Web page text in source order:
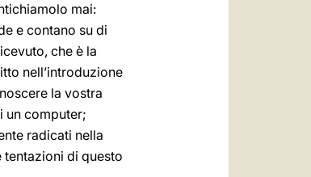
mai:
e contano su di
che è la
nell’introduzione
la vostra
un computer;
radicati nella
di questo